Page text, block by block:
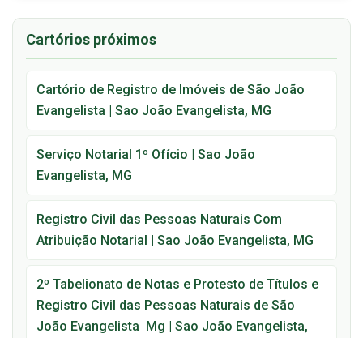
Cartórios próximos
Cartório de Registro de Imóveis de São João
Evangelista | Sao João Evangelista, MG
Serviço Notarial 1º Ofício | Sao João
Evangelista, MG
Registro Civil das Pessoas Naturais Com
Atribuição Notarial | Sao João Evangelista, MG
2º Tabelionato de Notas e Protesto de Títulos e
Registro Civil das Pessoas Naturais de São
João Evangelista  Mg | Sao João Evangelista,